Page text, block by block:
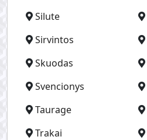
Silute
Sirvintos
Skuodas
Svencionys
Taurage
Trakai